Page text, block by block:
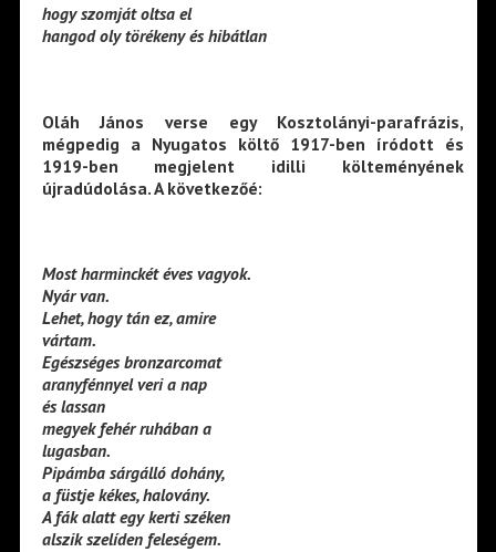
hogy szomját oltsa el
hangod oly törékeny és hibátlan
Oláh János verse egy Kosztolányi-parafrázis,
mégpedig a Nyugatos költő 1917-ben íródott és
1919-ben megjelent idilli költeményének
újradúdolása. A következőé:
Most harminckét éves vagyok.
Nyár van.
Lehet, hogy tán ez, amire
vártam.
Egészséges bronzarcomat
aranyfénnyel veri a nap
és lassan
megyek fehér ruhában a
lugasban.
Pipámba sárgálló dohány,
a füstje kékes, halovány.
A fák alatt egy kerti széken
alszik szelíden feleségem.